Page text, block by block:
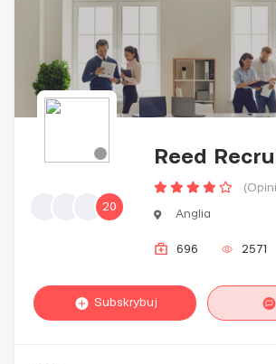
20
Reed
Anglia
696 2571
Subskrybuj